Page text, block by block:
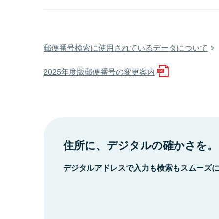
郵便番号検索に使用されているデータについて
2025年度版郵便番号の変更案内
住所に、デジタルの確かさを。
デジタルアドレスで入力も検索もスムーズ